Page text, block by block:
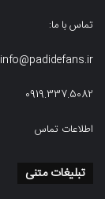
تماس با ما:
info@padidefans.ir
0919.337.5082
اطلاعات تماس
تبلیغات متنی